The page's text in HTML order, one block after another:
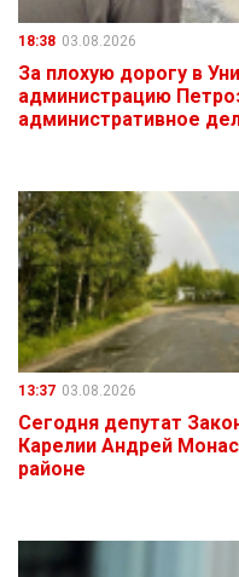
18:38 03.08.2026
За плохую дорогу в
администрацию
административное
13:37 03.08.2026
Сегодня депутат
Карелии Андрей
районе